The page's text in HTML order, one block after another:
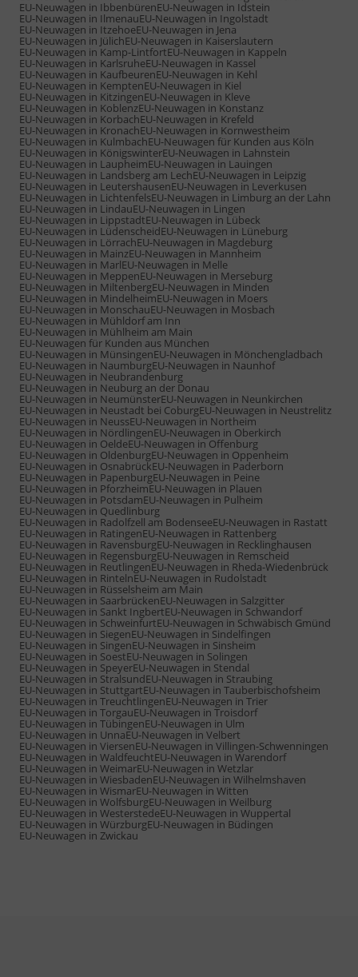
EU-Neuwagen in IbbenbürenEU-Neuwagen in Idstein
EU-Neuwagen in IlmenauEU-Neuwagen in Ingolstadt
EU-Neuwagen in ItzehoeEU-Neuwagen in Jena
EU-Neuwagen in JülichEU-Neuwagen in Kaiserslautern
EU-Neuwagen in Kamp-LintfortEU-Neuwagen in Kappeln
EU-Neuwagen in KarlsruheEU-Neuwagen in Kassel
EU-Neuwagen in KaufbeurenEU-Neuwagen in Kehl
EU-Neuwagen in KemptenEU-Neuwagen in Kiel
EU-Neuwagen in KitzingenEU-Neuwagen in Kleve
EU-Neuwagen in KoblenzEU-Neuwagen in Konstanz
EU-Neuwagen in KorbachEU-Neuwagen in Krefeld
EU-Neuwagen in KronachEU-Neuwagen in Kornwestheim
EU-Neuwagen in KulmbachEU-Neuwagen für Kunden aus Köln
EU-Neuwagen in KönigswinterEU-Neuwagen in Lahnstein
EU-Neuwagen in LaupheimEU-Neuwagen in Lauingen
EU-Neuwagen in Landsberg am LechEU-Neuwagen in Leipzig
EU-Neuwagen in LeutershausenEU-Neuwagen in Leverkusen
EU-Neuwagen in LichtenfelsEU-Neuwagen in Limburg an der Lahn
EU-Neuwagen in LindauEU-Neuwagen in Lingen
EU-Neuwagen in LippstadtEU-Neuwagen in Lübeck
EU-Neuwagen in LüdenscheidEU-Neuwagen in Lüneburg
EU-Neuwagen in LörrachEU-Neuwagen in Magdeburg
EU-Neuwagen in MainzEU-Neuwagen in Mannheim
EU-Neuwagen in MarlEU-Neuwagen in Melle
EU-Neuwagen in MeppenEU-Neuwagen in Merseburg
EU-Neuwagen in MiltenbergEU-Neuwagen in Minden
EU-Neuwagen in MindelheimEU-Neuwagen in Moers
EU-Neuwagen in MonschauEU-Neuwagen in Mosbach
EU-Neuwagen in Mühldorf am Inn
EU-Neuwagen in Mühlheim am Main
EU-Neuwagen für Kunden aus München
EU-Neuwagen in MünsingenEU-Neuwagen in Mönchengladbach
EU-Neuwagen in NaumburgEU-Neuwagen in Naunhof
EU-Neuwagen in Neubrandenburg
EU-Neuwagen in Neuburg an der Donau
EU-Neuwagen in NeumünsterEU-Neuwagen in Neunkirchen
EU-Neuwagen in Neustadt bei CoburgEU-Neuwagen in Neustrelitz
EU-Neuwagen in NeussEU-Neuwagen in Northeim
EU-Neuwagen in NördlingenEU-Neuwagen in Oberkirch
EU-Neuwagen in OeldeEU-Neuwagen in Offenburg
EU-Neuwagen in OldenburgEU-Neuwagen in Oppenheim
EU-Neuwagen in OsnabrückEU-Neuwagen in Paderborn
EU-Neuwagen in PapenburgEU-Neuwagen in Peine
EU-Neuwagen in PforzheimEU-Neuwagen in Plauen
EU-Neuwagen in PotsdamEU-Neuwagen in Pulheim
EU-Neuwagen in Quedlinburg
EU-Neuwagen in Radolfzell am BodenseeEU-Neuwagen in Rastatt
EU-Neuwagen in RatingenEU-Neuwagen in Rattenberg
EU-Neuwagen in RavensburgEU-Neuwagen in Recklinghausen
EU-Neuwagen in RegensburgEU-Neuwagen in Remscheid
EU-Neuwagen in ReutlingenEU-Neuwagen in Rheda-Wiedenbrück
EU-Neuwagen in RintelnEU-Neuwagen in Rudolstadt
EU-Neuwagen in Rüsselsheim am Main
EU-Neuwagen in SaarbrückenEU-Neuwagen in Salzgitter
EU-Neuwagen in Sankt IngbertEU-Neuwagen in Schwandorf
EU-Neuwagen in SchweinfurtEU-Neuwagen in Schwäbisch Gmünd
EU-Neuwagen in SiegenEU-Neuwagen in Sindelfingen
EU-Neuwagen in SingenEU-Neuwagen in Sinsheim
EU-Neuwagen in SoestEU-Neuwagen in Solingen
EU-Neuwagen in SpeyerEU-Neuwagen in Stendal
EU-Neuwagen in StralsundEU-Neuwagen in Straubing
EU-Neuwagen in StuttgartEU-Neuwagen in Tauberbischofsheim
EU-Neuwagen in TreuchtlingenEU-Neuwagen in Trier
EU-Neuwagen in TorgauEU-Neuwagen in Troisdorf
EU-Neuwagen in TübingenEU-Neuwagen in Ulm
EU-Neuwagen in UnnaEU-Neuwagen in Velbert
EU-Neuwagen in ViersenEU-Neuwagen in Villingen-Schwenningen
EU-Neuwagen in WaldfeuchtEU-Neuwagen in Warendorf
EU-Neuwagen in WeimarEU-Neuwagen in Wetzlar
EU-Neuwagen in WiesbadenEU-Neuwagen in Wilhelmshaven
EU-Neuwagen in WismarEU-Neuwagen in Witten
EU-Neuwagen in WolfsburgEU-Neuwagen in Weilburg
EU-Neuwagen in WesterstedeEU-Neuwagen in Wuppertal
EU-Neuwagen in WürzburgEU-Neuwagen in Büdingen
EU-Neuwagen in Zwickau